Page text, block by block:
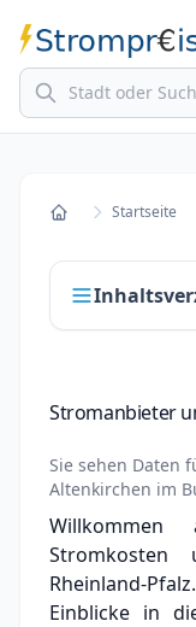
Home
Stromkosten
StartseiteStartseite
2025
Experten-
Stromanbieter
Sie sehen Daten
Altenkirchen im
Stromkosten
Rheinland-
Einblicke in